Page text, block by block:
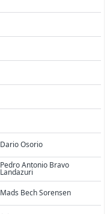
Dario Osorio
Pedro Antonio Bravo
Landazuri
Mads Bech Sorensen